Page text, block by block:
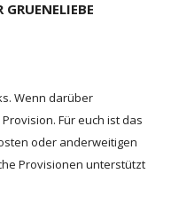
Wenn darüber
Für euch ist das
oder anderweitigen
Provisionen unterstützt